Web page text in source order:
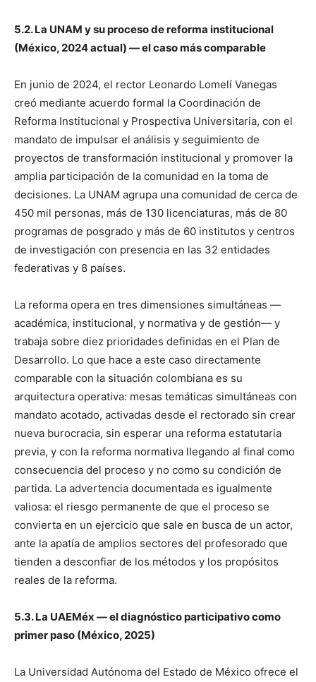
5.2. La UNAM y su proceso de reforma institucional
(México, 2024 actual) — el caso más comparable
En junio de 2024, el rector Leonardo Lomelí Vanegas
creó mediante acuerdo formal la Coordinación de
Reforma Institucional y Prospectiva Universitaria, con el
mandato de impulsar el análisis y seguimiento de
proyectos de transformación institucional y promover la
amplia participación de la comunidad en la toma de
decisiones. La UNAM agrupa una comunidad de cerca de
450 mil personas, más de 130 licenciaturas, más de 80
programas de posgrado y más de 60 institutos y centros
de investigación con presencia en las 32 entidades
federativas y 8 países.
La reforma opera en tres dimensiones simultáneas —
académica, institucional, y normativa y de gestión— y
trabaja sobre diez prioridades definidas en el Plan de
Desarrollo. Lo que hace a este caso directamente
comparable con la situación colombiana es su
arquitectura operativa: mesas temáticas simultáneas con
mandato acotado, activadas desde el rectorado sin crear
nueva burocracia, sin esperar una reforma estatutaria
previa, y con la reforma normativa llegando al final como
consecuencia del proceso y no como su condición de
partida. La advertencia documentada es igualmente
valiosa: el riesgo permanente de que el proceso se
convierta en un ejercicio que sale en busca de un actor,
ante la apatía de amplios sectores del profesorado que
tienden a desconfiar de los métodos y los propósitos
reales de la reforma.
5.3. La UAEMéx — el diagnóstico participativo como
primer paso (México, 2025)
La Universidad Autónoma del Estado de México ofrece el